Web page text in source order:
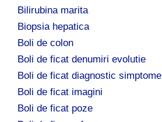
Bilirubina marita
Biopsia hepatica
Boli de colon
Boli de ficat denumiri evolutie
Boli de ficat diagnostic simptome
Boli de ficat imagini
Boli de ficat poze